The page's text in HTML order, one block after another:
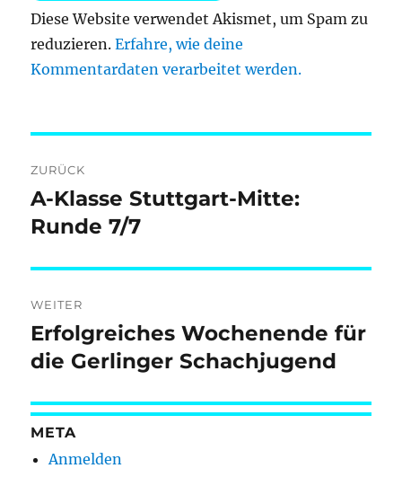
Diese Website verwendet Akismet, um Spam zu
reduzieren.Erfahre, wie deine
Kommentardaten verarbeitet werden.
ZURÜCK
Vorheriger
Beitrag:
A-Klasse Stuttgart-Mitte:
Runde 7/7
WEITER
Nächster
Beitrag:
Erfolgreiches Wochenende für
die Gerlinger Schachjugend
META
Anmelden